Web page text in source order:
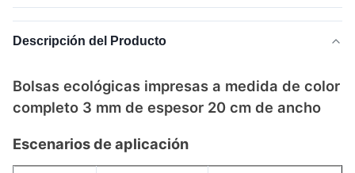
Descripción del Producto
Bolsas ecológicas impresas a medida de color
completo 3 mm de espesor 20 cm de ancho
Escenarios de aplicación